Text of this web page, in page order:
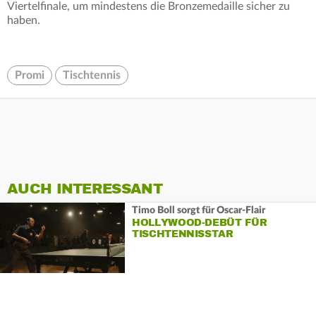
Viertelfinale, um mindestens die Bronzemedaille sicher zu
haben.
Promi Tischtennis
AUCH INTERESSANT
Timo Boll sorgt für Oscar-Flair
HOLLYWOOD-DEBÜT FÜR
TISCHTENNISSTAR